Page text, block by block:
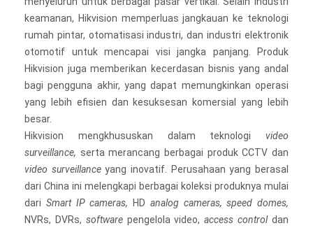
keamanan, Hikvision memperluas jangkauan ke teknologi
rumah pintar, otomatisasi industri, dan industri elektronik
otomotif untuk mencapai visi jangka panjang. Produk
Hikvision juga memberikan kecerdasan bisnis yang andal
bagi pengguna akhir, yang dapat memungkinkan operasi
yang lebih efisien dan kesuksesan komersial yang lebih
besar.
Hikvision mengkhususkan dalam teknologi video
surveillance, serta merancang berbagai produk CCTV dan
video surveillanceyang inovatif. Perusahaan yang berasal
dari China ini melengkapi berbagai koleksi produknya mulai
dari Smart IP cameras, HD analog cameras, speed domes,
NVRs, DVRs, softwarepengelola video,access controldan